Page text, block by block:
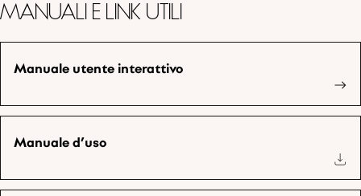
Manuali e link utili
Manuale utente interattivo
Manuale d’uso